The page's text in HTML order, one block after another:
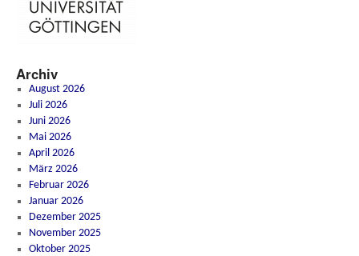
Archiv
August 2026
Juli 2026
Juni 2026
Mai 2026
April 2026
März 2026
Februar 2026
Januar 2026
Dezember 2025
November 2025
Oktober 2025